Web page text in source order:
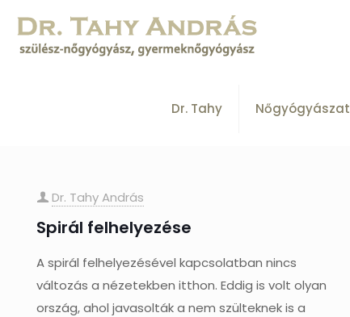
Dr. Tahy Nőgyógyászat
Dr. Tahy András
Spirál felhelyezése
A spirál felhelyezésével kapcsolatban nincs
változás a nézetekben itthon. Eddig is volt olyan
ország, ahol javasolták a nem szülteknek is a